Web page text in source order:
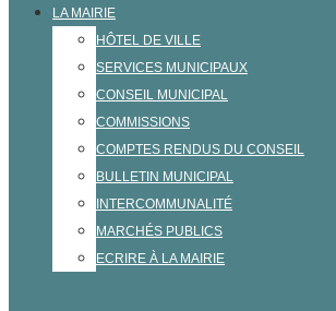
LA MAIRIE
HÔTEL DE VILLE
SERVICES MUNICIPAUX
CONSEIL MUNICIPAL
COMMISSIONS
COMPTES RENDUS DU CONSEIL
BULLETIN MUNICIPAL
INTERCOMMUNALITÉ
MARCHÉS PUBLICS
ECRIRE À LA MAIRIE